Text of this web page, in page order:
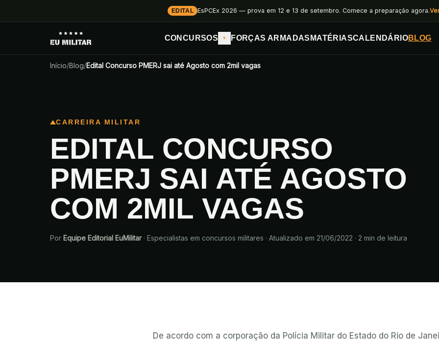
EDITAL EsPCEx 2026 — prova em 12 e 13 de setembro. Comece a preparação agora.
CONCURSOS ▾ FORÇAS ARMADAS MATÉRIASCALENDÁRIOBLOG
Início/Blog/Edital Concurso PMERJ sai até Agosto com 2mil vagas
CARREIRA MILITAR
EDITAL CONCURSO
PMERJ SAI ATÉ AGOSTO
COM 2MIL VAGAS
Por Equipe Editorial EuMilitar· Especialistas em concursos militares · Atualizado em 21/06/2022 · 2 min de leitura
De acordo com a corporação da Polícia Militar do Estado do Rio de